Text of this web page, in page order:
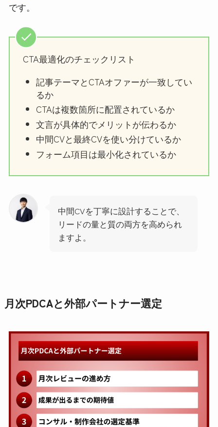
です。
CTA最適化のチェックリスト
記事テーマとCTAオファーが一致してい
るか
CTAは複数箇所に配置されているか
文言が具体的でメリットが伝わるか
中間CVと最終CVを使い分けているか
フォーム項目は最小化されているか
中間CVを丁寧に設計することで、
リードの量と質の両方を高められ
ますよ。
月次PDCAと外部パートナー選定